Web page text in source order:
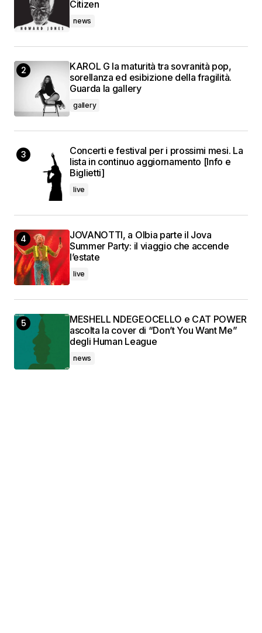
Citizen
news
KAROL G la maturità tra sovranità pop,
sorellanza ed esibizione della fragilità.
Guarda la gallery
gallery
Concerti e festival per i prossimi mesi. La
lista in continuo aggiornamento [Info e
Biglietti]
live
JOVANOTTI, a Olbia parte il Jova
Summer Party: il viaggio che accende
l’estate
live
MESHELL NDEGEOCELLO e CAT POWER
ascolta la cover di “Don’t You Want Me”
degli Human League
news